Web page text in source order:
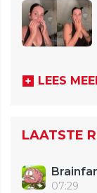
LEES
LAATSTE
07:29